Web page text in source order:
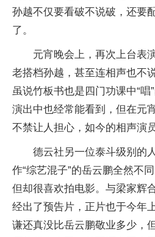
孙越不仅要看破不说破，还要
了。
元宵晚会上，再次上台表
老搭档孙越，甚至连相声也不
虽说竹板书也是四门功课中“唱
演出中也经常能看到，但在元
不禁让人担心，如今的相声演
德云社另一位泰斗级别的
作“综艺混子”的岳云鹏全然不
但却很喜欢拍电影。与梁家辉
经出了预告片，正片也于今年
谦还真没比岳云鹏敬业多少，